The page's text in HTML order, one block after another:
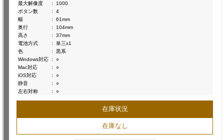
最大解像度 :
1000
ボタン数
:
4
幅
:
61mm
奥行
:
104mm
高さ
:
37mm
電池方式
:
単三x1
色
:
黒系
Windows対応 :
○
Mac対応
:
○
iOS対応
:
○
静音
:
○
左右対称
: ○
在庫状況
在庫なし